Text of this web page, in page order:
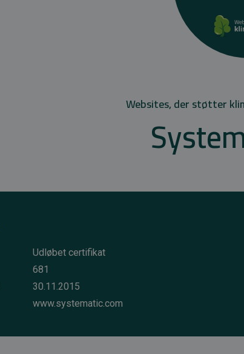
Websites, der støtter
Udløbet certifikat
681
30.11.2015
www.systematic.com